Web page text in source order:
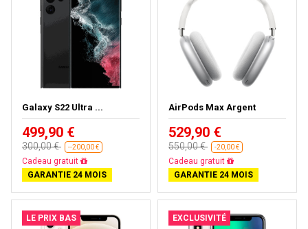
Galaxy S22 Ultra ...
499,90 €
300,00 € --200,00 €
Cadeau gratuit
GARANTIE 24 MOIS
AirPods Max Argent
529,90 €
550,00 € -20,00 €
Cadeau gratuit
GARANTIE 24 MOIS
LE PRIX BAS EXCLUSIVITÉ